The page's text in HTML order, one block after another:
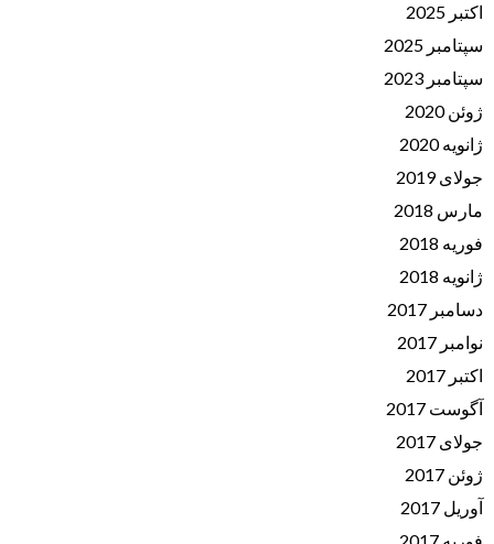
اکتبر 2025
سپتامبر 2025
سپتامبر 2023
ژوئن 2020
ژانویه 2020
جولای 2019
مارس 2018
فوریه 2018
ژانویه 2018
دسامبر 2017
نوامبر 2017
اکتبر 2017
آگوست 2017
جولای 2017
ژوئن 2017
آوریل 2017